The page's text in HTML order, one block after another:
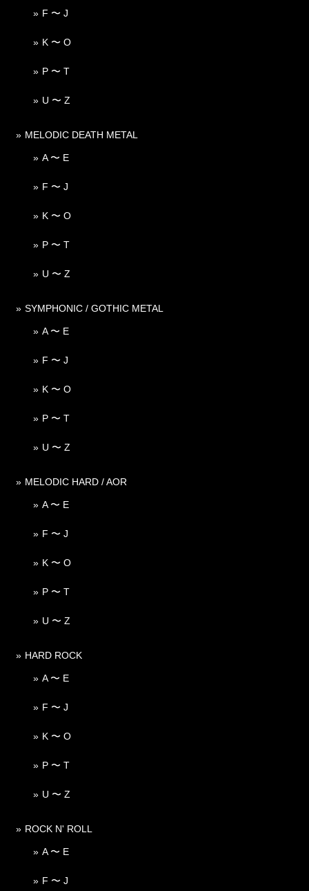
F 〜 J
K 〜 O
P 〜 T
U 〜 Z
MELODIC DEATH METAL
A 〜 E
F 〜 J
K 〜 O
P 〜 T
U 〜 Z
SYMPHONIC / GOTHIC METAL
A 〜 E
F 〜 J
K 〜 O
P 〜 T
U 〜 Z
MELODIC HARD / AOR
A 〜 E
F 〜 J
K 〜 O
P 〜 T
U 〜 Z
HARD ROCK
A 〜 E
F 〜 J
K 〜 O
P 〜 T
U 〜 Z
ROCK N' ROLL
A 〜 E
F 〜 J